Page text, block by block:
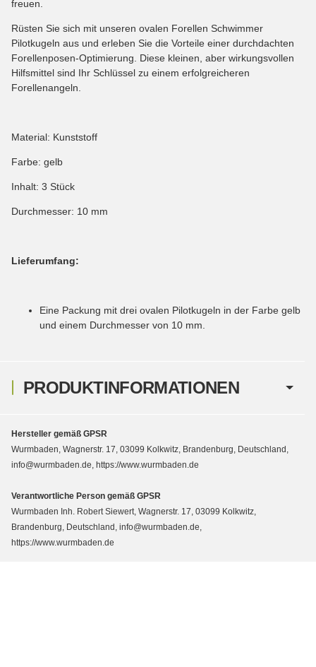
PRODUKTINFORMATIONEN
freuen.
Rüsten Sie sich mit unseren ovalen Forellen Schwimmer
Pilotkugeln aus und erleben Sie die Vorteile einer durchdachten
Forellenposen-Optimierung. Diese kleinen, aber wirkungsvollen
Hilfsmittel sind Ihr Schlüssel zu einem erfolgreicheren
Forellenangeln.
Material: Kunststoff
Farbe: gelb
Inhalt: 3 Stück
Durchmesser: 10 mm
Lieferumfang:
Eine Packung mit drei ovalen Pilotkugeln in der Farbe gelb
und einem Durchmesser von 10 mm.
Hersteller gemäß GPSR
Wurmbaden, Wagnerstr. 17, 03099 Kolkwitz, Brandenburg, Deutschland,
info@wurmbaden.de, https://www.wurmbaden.de
Verantwortliche Person gemäß GPSR
Wurmbaden Inh. Robert Siewert, Wagnerstr. 17, 03099 Kolkwitz,
Brandenburg, Deutschland, info@wurmbaden.de,
https://www.wurmbaden.de